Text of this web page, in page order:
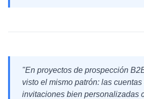
"En proyectos de prospección
visto el mismo patrón: las
invitaciones bien personalizadas